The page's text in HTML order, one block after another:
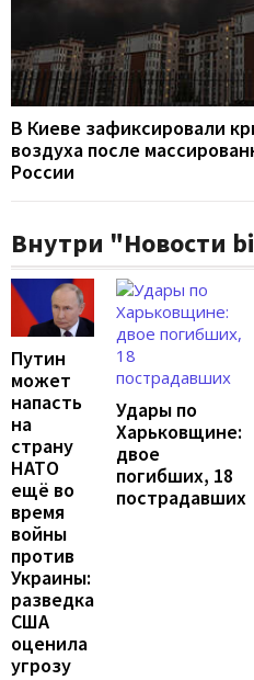
В Киеве зафиксировали
воздуха после
России
Внутри "Новости
Путин
может
напасть
на
страну
НАТО
ещё во
время
войны
против
Украины:
разведка
США
оценила
угрозу
Удары по
Харьковщине:
двое
погибших, 18
пострадавших